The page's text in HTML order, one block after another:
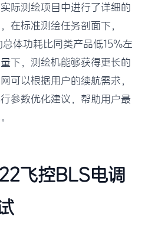
际测绘项目中进行了详细的
在标准测绘任务剖面下，
体功耗比同类产品低15%左
下，测绘机能够获得更长的
可以根据用户的续航需求，
参数优化建议，帮助用户最
飞控BLS电调